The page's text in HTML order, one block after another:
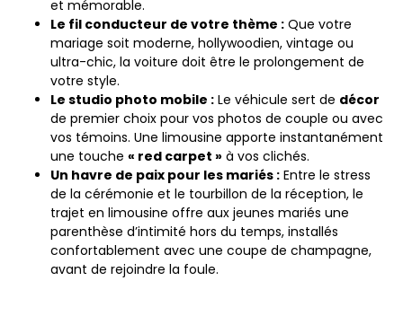
et mémorable.
Le fil conducteur de votre thème : Que votre
mariage soit moderne, hollywoodien, vintage ou
ultra-chic, la voiture doit être le prolongement de
votre style.
Le studio photo mobile : Le véhicule sert de décor
de premier choix pour vos photos de couple ou avec
vos témoins. Une limousine apporte instantanément
une touche « red carpet » à vos clichés.
Un havre de paix pour les mariés : Entre le stress
de la cérémonie et le tourbillon de la réception, le
trajet en limousine offre aux jeunes mariés une
parenthèse d’intimité hors du temps, installés
confortablement avec une coupe de champagne,
avant de rejoindre la foule.